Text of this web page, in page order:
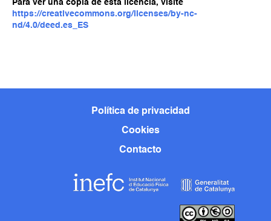
Para ver una copia de esta licencia, visite
https://creativecommons.org/licenses/by-nc-
nd/4.0/deed.es_ES
Política de privacidad
Cookies
Contacto